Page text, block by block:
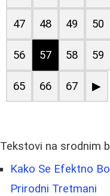
47 48 49 50
56 57 58 59
65 66 67 ▶
Tekstovi na srodnim
Kako Se Efektno
Prirodni Tretmani